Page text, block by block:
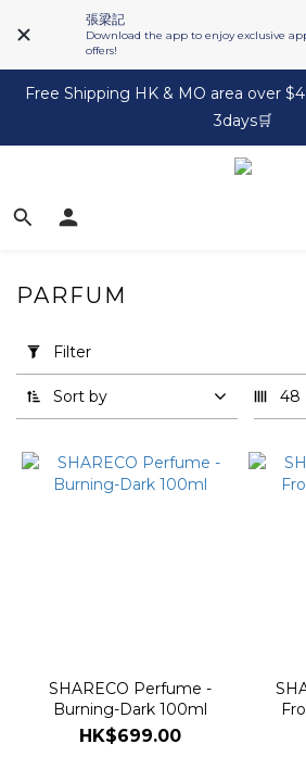
張梁記
Download the app to enjoy exclusive
offers!
Free Shipping HK & MO area over
3days🛒
Filter
(0/20)
SHARECO
(15)
PARFUM
Filter
Sort by 48
SHARECO Perfume -
Burning-Dark 100ml
HK$699.00